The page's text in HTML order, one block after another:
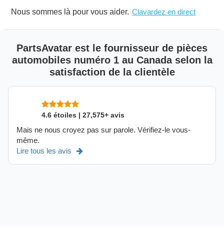
Nous sommes là pour vous aider. Clavardez en direct
PartsAvatar est le fournisseur de pièces
automobiles numéro 1 au Canada selon la
satisfaction de la clientèle
4.6 étoiles | 27,575+ avis
Mais ne nous croyez pas sur parole. Vérifiez-le vous-
même.
Lire tous les avis